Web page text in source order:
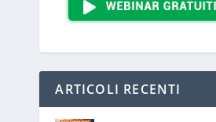
ARTICOLI RECENTI